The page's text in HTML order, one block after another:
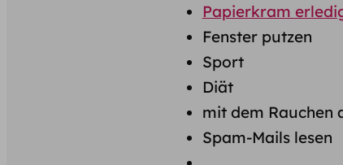
Papierkram
Fenster putzen
Sport
Diät
mit dem Rauchen
Spam-Mails lesen